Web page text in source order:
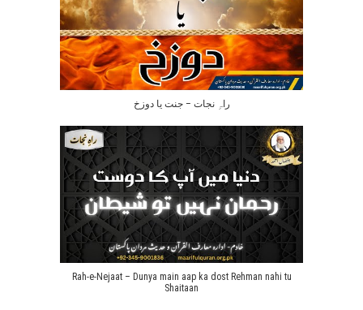
راہِ نجات – جنت یا دوزخ
Rah-e-Nejaat – Dunya main aap ka dost Rehman nahi tu
Shaitaan